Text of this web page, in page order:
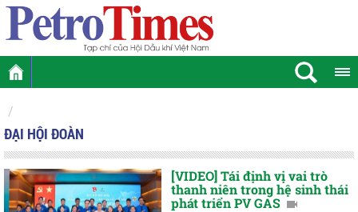
ĐẠI HỘI ĐOÀN
[VIDEO] Tái định vị vai trò
thanh niên trong hệ sinh thái
phát triển PV GAS